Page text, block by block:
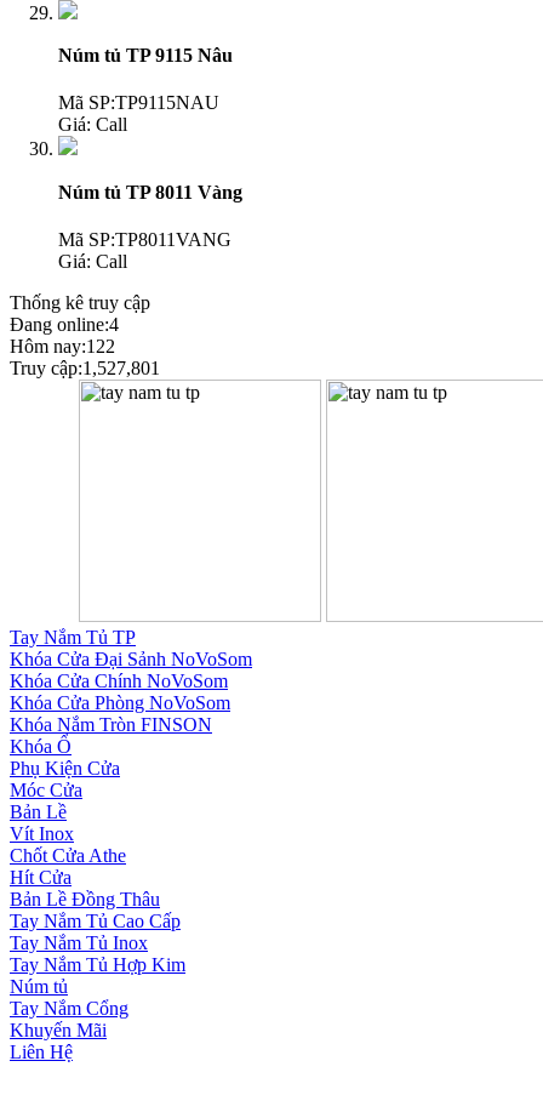
Núm tủ TP 9115 Nâu
Mã SP:TP9115NAU
Giá: Call
Núm tủ TP 8011 Vàng
Mã SP:TP8011VANG
Giá: Call
Thống kê truy cập
Đang online:4
Hôm nay:122
Truy cập:1,527,801
Tay Nắm Tủ TP
Khóa Cửa Đại Sảnh NoVoSom
Khóa Cửa Chính NoVoSom
Khóa Cửa Phòng NoVoSom
Khóa Nắm Tròn FINSON
Khóa Ổ
Phụ Kiện Cửa
Móc Cửa
Bản Lề
Vít Inox
Chốt Cửa Athe
Hít Cửa
Bản Lề Đồng Thâu
Tay Nắm Tủ Cao Cấp
Tay Nắm Tủ Inox
Tay Nắm Tủ Hợp Kim
Núm tủ
Tay Nắm Cổng
Khuyến Mãi
Liên Hệ